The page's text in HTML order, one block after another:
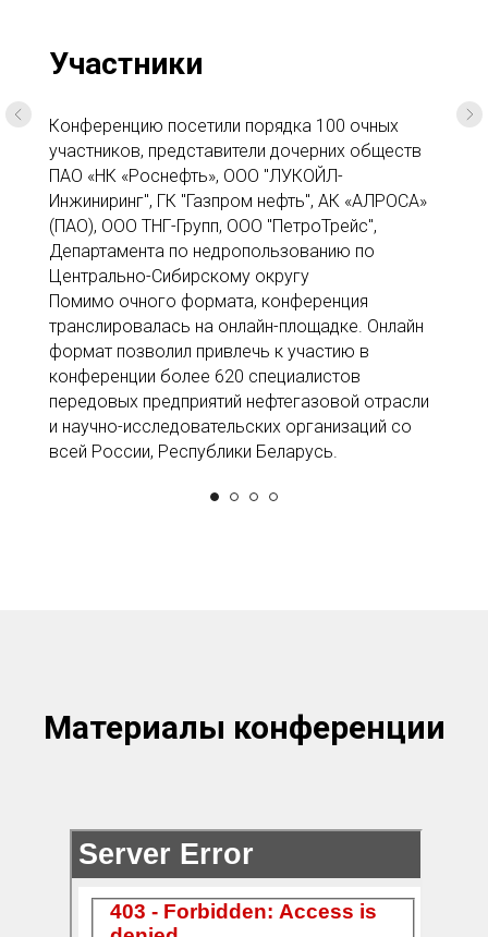
Участники
Конференцию посетили порядка 100 очных
участников, представители дочерних обществ
ПАО «НК «Роснефть», ООО "ЛУКОЙЛ-
Инжиниринг", ГК "Газпром нефть", АК «АЛРОСА»
(ПАО), ООО ТНГ-Групп, ООО "ПетроТрейс",
Департамента по недропользованию по
Центрально-Сибирскому округу
Помимо очного формата, конференция
транслировалась на онлайн-площадке. Онлайн
формат позволил привлечь к участию в
конференции более 620 специалистов
передовых предприятий нефтегазовой отрасли
и научно-исследовательских организаций со
всей России, Республики Беларусь.
Материалы конференции